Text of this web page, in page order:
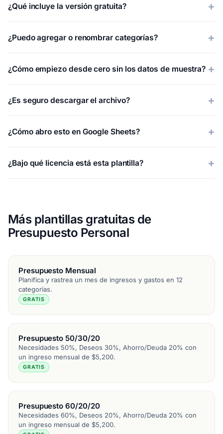
¿Qué incluye la versión gratuita?
¿Puedo agregar o renombrar categorías?
¿Cómo empiezo desde cero sin los datos de muestra?
¿Es seguro descargar el archivo?
¿Cómo abro esto en Google Sheets?
¿Bajo qué licencia está esta plantilla?
Más plantillas gratuitas de
Presupuesto Personal
Presupuesto Mensual
Planifica y rastrea un mes de ingresos y gastos en 12
categorías.
GRATIS
Presupuesto 50/30/20
Necesidades 50%, Deseos 30%, Ahorro/Deuda 20% con
un ingreso mensual de $5,200.
GRATIS
Presupuesto 60/20/20
Necesidades 60%, Deseos 20%, Ahorro/Deuda 20% con
un ingreso mensual de $5,200.